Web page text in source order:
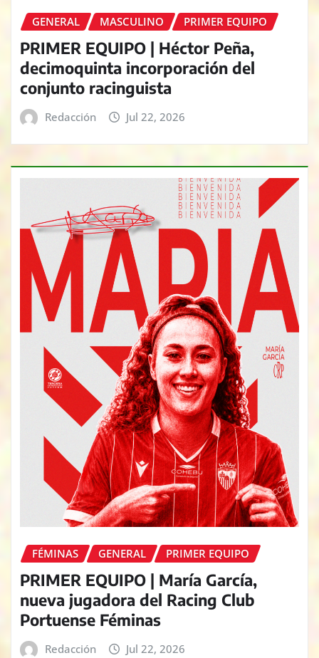
GENERAL MASCULINO PRIMER EQUIPO
PRIMER EQUIPO | Héctor Peña,
decimoquinta incorporación del
conjunto racinguista
Redacción Jul 22, 2026
FÉMINAS GENERAL PRIMER EQUIPO
PRIMER EQUIPO | María García,
nueva jugadora del Racing Club
Portuense Féminas
Redacción Jul 22, 2026